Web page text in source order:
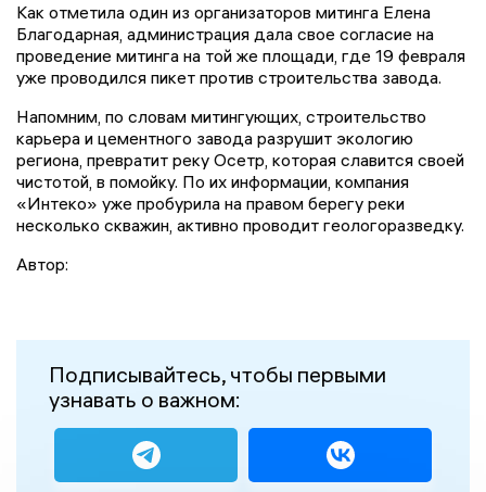
Как отметила один из организаторов митинга Елена
Благодарная, администрация дала свое согласие на
проведение митинга на той же площади, где 19 февраля
уже проводился пикет против строительства завода.
Напомним, по словам митингующих, строительство
карьера и цементного завода разрушит экологию
региона, превратит реку Осетр, которая славится своей
чистотой, в помойку. По их информации, компания
«Интеко» уже пробурила на правом берегу реки
несколько скважин, активно проводит геологоразведку.
Автор:
Подписывайтесь, чтобы первыми
узнавать о важном: